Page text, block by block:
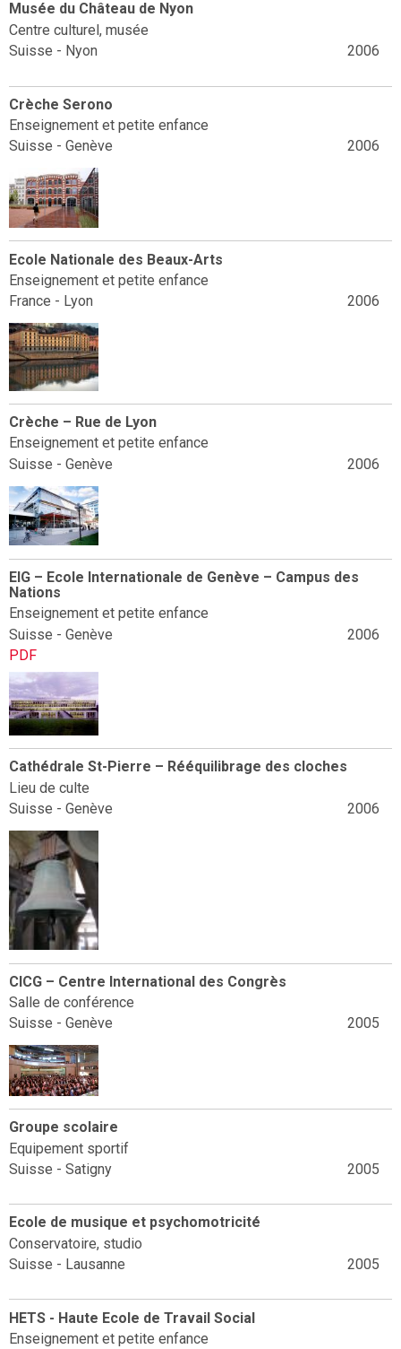
Musée du Château de Nyon
Centre culturel, musée
2006
Suisse - Nyon
Crèche Serono
Enseignement et petite enfance
2006
Suisse - Genève
Ecole Nationale des Beaux-Arts
Enseignement et petite enfance
2006
France - Lyon
Crèche – Rue de Lyon
Enseignement et petite enfance
2006
Suisse - Genève
EIG – Ecole Internationale de Genève – Campus des
Nations
Enseignement et petite enfance
2006
Suisse - Genève
PDF
Cathédrale St-Pierre – Rééquilibrage des cloches
Lieu de culte
2006
Suisse - Genève
CICG – Centre International des Congrès
Salle de conférence
2005
Suisse - Genève
Groupe scolaire
Equipement sportif
2005
Suisse - Satigny
Ecole de musique et psychomotricité
Conservatoire, studio
2005
Suisse - Lausanne
HETS - Haute Ecole de Travail Social
Enseignement et petite enfance